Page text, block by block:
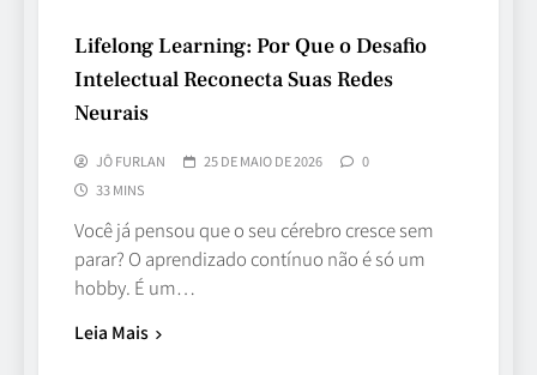
Lifelong Learning: Por Que o Desafio
Intelectual Reconecta Suas Redes
Neurais
JÔ FURLAN 25 DE MAIO DE 2026
0
33 MINS
Você já pensou que o seu cérebro cresce sem
parar? O aprendizado contínuo não é só um
hobby. É um…
Leia Mais